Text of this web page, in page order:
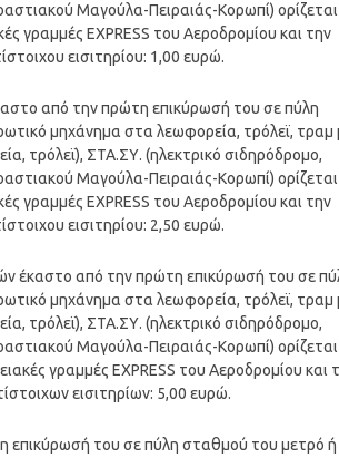
Μαγούλα-Πειραιάς-Κορωπί)
γραμμές EXPRESS του Αεροδρομίου και την
εισιτηρίου: 1,00 ευρώ.
από την πρώτη επικύρωσή του σε πύλη
μηχάνημα στα λεωφορεία, τρόλεϊ, τραμ
τρόλεϊ), ΣΤΑ.ΣΥ. (ηλεκτρικό σιδηρόδρομο,
Μαγούλα-Πειραιάς-Κορωπί)
γραμμές EXPRESS του Αεροδρομίου και την
εισιτηρίου: 2,50 ευρώ.
έκαστο από την πρώτη επικύρωσή του σε
μηχάνημα στα λεωφορεία, τρόλεϊ, τραμ
τρόλεϊ), ΣΤΑ.ΣΥ. (ηλεκτρικό σιδηρόδρομο,
Μαγούλα-Πειραιάς-Κορωπί)
γραμμές EXPRESS του Αεροδρομίου και
εισιτηρίων: 5,00 ευρώ.
επικύρωσή του σε πύλη σταθμού του μετρό ή